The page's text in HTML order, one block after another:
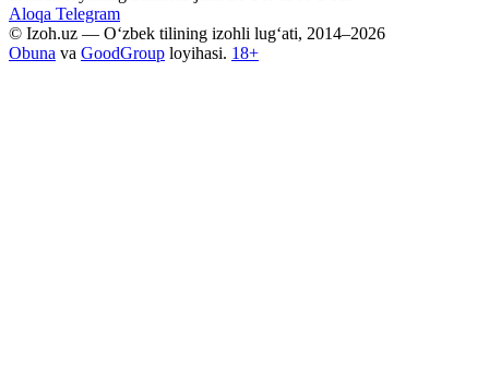
Aloqa Telegram
© Izoh.uz — O‘zbek tilining izohli lug‘ati, 2014–2026
Obuna va GoodGroup loyihasi. 18+